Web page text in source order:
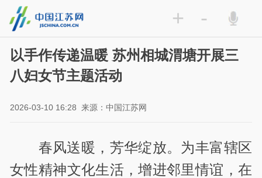
+ -
以手作传递温暖 苏州相城渭塘开展三
八妇女节主题活动
2026-03-10 16:28 来源：中国江苏网
春风送暖，芳华绽放。为丰富辖区
女性精神文化生活，增进邻里情谊，在